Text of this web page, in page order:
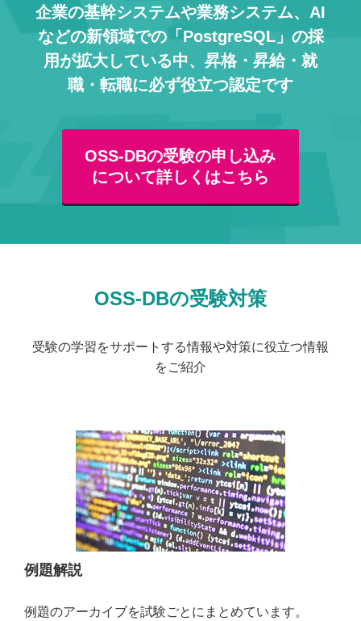
企業の基幹システムや業務システム、AI
などの新領域での「PostgreSQL」の採
用が拡大している中、 昇格・昇給・就
職・転職に必ず役立つ認定です
OSS-DBの受験の申し込み
について詳しくはこちら
OSS-DBの受験対策
受験の学習をサポートする情報や対策に役立つ情報
をご紹介
例題解説
例題のアーカイブを試験ごとにまとめています。